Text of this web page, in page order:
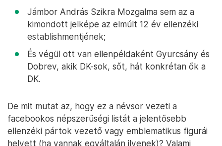
Jámbor András Szikra Mozgalma sem az a
kimondott jelképe az elmúlt 12 év ellenzéki
establishmentjének;
És végül ott van ellenpéldaként Gyurcsány és
Dobrev, akik DK-sok, sőt, hát konkrétan ők a
DK.
De mit mutat az, hogy ez a névsor vezeti a
facebookos népszerűségi listát a jelentősebb
ellenzéki pártok vezető vagy emblematikus figurái
helyett (ha vannak egyáltalán ilyenek)? Valami